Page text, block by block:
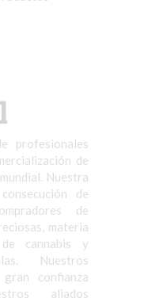
profesionales
de
Nuestra
de
de
materia
cannabis y
Nuestros
confianza
aliados